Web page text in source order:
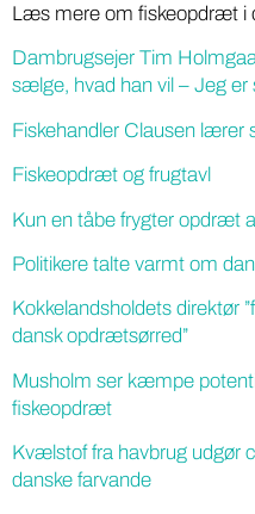
Læs mere om fiskeopdræt i
Dambrugsejer Tim
sælge, hvad han vil – Jeg er
Fiskehandler Clausen lærer
Fiskeopdræt og frugtavl
Kun en tåbe frygter opdræt
Politikere talte varmt om
Kokkelandsholdets direktør
dansk opdrætsørred”
Musholm ser kæmpe
fiskeopdræt
Kvælstof fra havbrug udgør
danske farvande